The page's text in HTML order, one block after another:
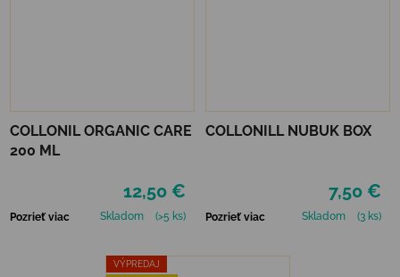
COLLONIL ORGANIC CARE
200 ML
12,50 €
Pozrieť viac Skladom (>5 ks)
COLLONILL NUBUK BOX
7,50 €
Pozrieť viac Skladom (3 ks)
VÝPREDAJ